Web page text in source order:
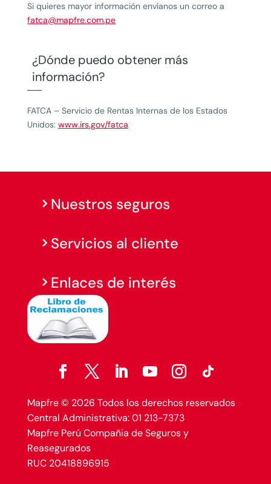
Si quieres mayor información envíanos un correo a
fatca@mapfre.com.pe
¿Dónde puedo obtener más
información?
FATCA – Servicio de Rentas Internas de los Estados
Unidos: www.irs.gov/fatca
Nuestros seguros
Servicios al cliente
Enlaces de interés
Mapfre © 2026 Todos los derechos reservados
Central Administrativa: 01 213-7373
Mapfre Perú Compañia de Seguros y
Reasegurados
RUC 20418896915